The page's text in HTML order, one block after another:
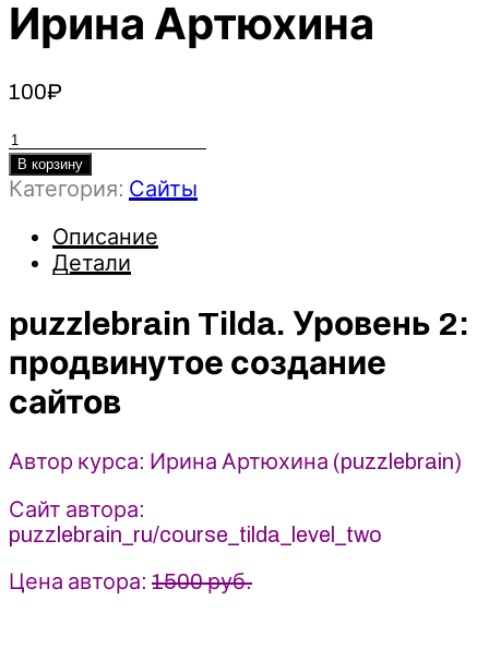
Ирина Артюхина
100₽
Количество
товара
puzzlebrain
Уровень
создание
сайтов
Ирина
Артюхина
В корзину
Категория: Сайты
Описание
Детали
puzzlebrain Tilda. Уровень 2:
продвинутое создание
сайтов
Автор курса: Ирина Артюхина (puzzlebrain)
Сайт автора:
puzzlebrain_ru/course_tilda_level_two
Цена автора: 1500 руб.